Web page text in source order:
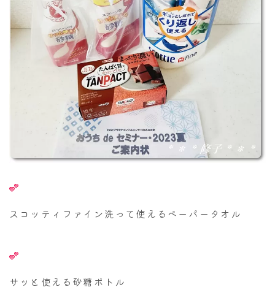
スコッティファイン洗って使えるペーパータオル
サッと使える砂糖ボトル